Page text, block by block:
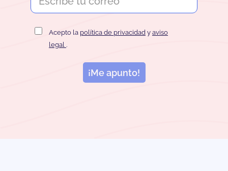
Acepto la política de privacidad y aviso
legal .
¡Me apunto!